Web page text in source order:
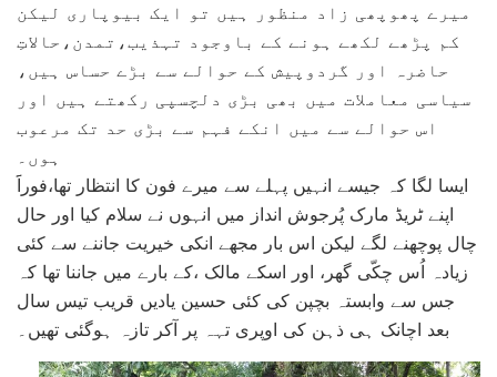
میرے پھوپھی زاد منظور ہیں تو ایک بیوپاری لیکن
کم پڑھے لکھے ہونے کے باوجود تہذیب،تمدن،حالاتِ
حاضرہ اور گردوپیش کے حوالے سے بڑے حساس ہیں،
سیاسی معاملات میں بھی بڑی دلچسپی رکھتے ہیں اور
اس حوالے سے میں انکے فہم سے بڑی حد تک مرعوب
ہوں۔
ایسا لگا کہ جیسے انہیں پہلے سے میرے فون کا انتظار تھا،فوراََ
اپنے ٹریڈ مارک پُرجوش انداز میں انہوں نے سلام کیا اور حال
چال پوچھنے لگے لیکن اس بار مجھے انکی خیریت جاننے سے کئی
زیادہ اُس چکّی گھر، اور اسکے مالک ،کے بارے میں جاننا تھا کہ
جس سے وابستہ بچپن کی کئی حسین یادیں قریب تیس سال
بعد اچانک ہی ذہن کی اوپری تہہ پر آکر تازہ ہوگئی تھیں۔